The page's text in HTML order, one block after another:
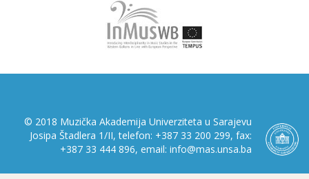
© 2018 Muzička Akademija Univerziteta u Sarajevu
Josipa Štadlera 1/II, telefon: +387 33 200 299, fax:
+387 33 444 896, email: info@mas.unsa.ba